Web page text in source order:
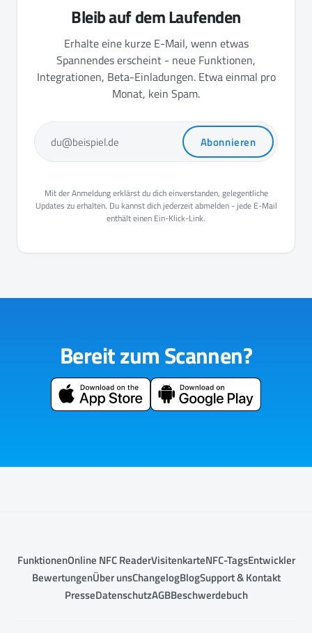
Bleib auf dem Laufenden
Erhalte eine kurze E-Mail, wenn etwas
Spannendes erscheint - neue Funktionen,
Integrationen, Beta-Einladungen. Etwa einmal pro
Monat, kein Spam.
du@beispiel.de Abonnieren
Mit der Anmeldung erklärst du dich einverstanden, gelegentliche
Updates zu erhalten. Du kannst dich jederzeit abmelden - jede E-Mail
enthält einen Ein-Klick-Link.
Bereit zum Scannen?
FunktionenOnline NFC ReaderVisitenkarteNFC-TagsEntwickler
BewertungenÜber unsChangelogBlogSupport & Kontakt
PresseDatenschutzAGBBeschwerdebuch